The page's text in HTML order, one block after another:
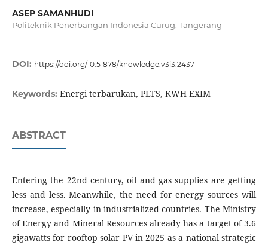
ASEP SAMANHUDI
Politeknik Penerbangan Indonesia Curug, Tangerang
DOI: https://doi.org/10.51878/knowledge.v3i3.2437
Keywords: Energi terbarukan, PLTS, KWH EXIM
ABSTRACT
Entering the 22nd century, oil and gas supplies are getting
less and less. Meanwhile, the need for energy sources will
increase, especially in industrialized countries. The Ministry
of Energy and Mineral Resources already has a target of 3.6
gigawatts for rooftop solar PV in 2025 as a national strategic